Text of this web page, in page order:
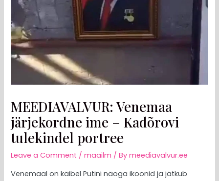
MEEDIAVALVUR: Venemaa
järjekordne ime – Kadõrovi
tulekindel portree
Leave a Comment /maailm / Bymeediavalvur.ee
Venemaal on käibel Putini näoga ikoonid ja jätkub